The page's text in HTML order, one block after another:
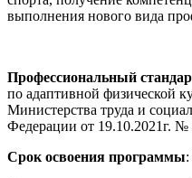
выполнения нового вида
Профессиональный
по адаптивной физической
Министерства труда и
Федерации от 19.10.2021г. №
Срок освоения программы